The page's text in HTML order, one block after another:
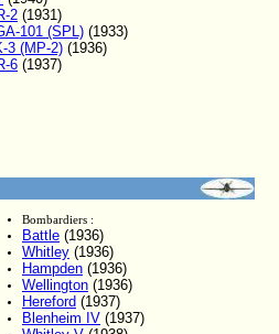
2 (1931)
101 (SPL) (1933)
3 (MP-2) (1936)
6 (1937)
Bombardiers :
Battle (1936)
Whitley (1936)
Hampden (1936)
Wellington (1936)
Hereford (1937)
Blenheim IV (1937)